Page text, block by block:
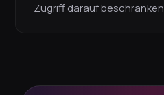
Zugriff darauf